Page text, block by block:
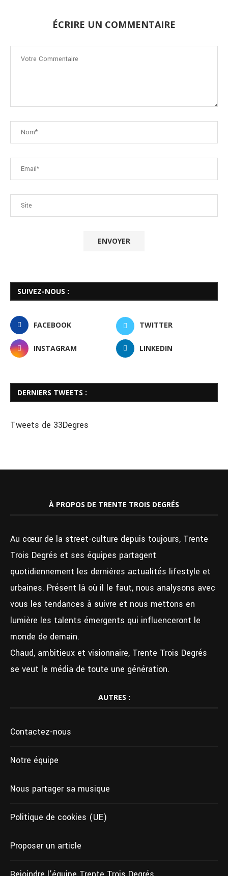
ÉCRIRE UN COMMENTAIRE
SUIVEZ-NOUS :
FACEBOOK TWITTER
INSTAGRAM LINKEDIN
DERNIERS TWEETS :
Tweets de 33Degres
À PROPOS DE TRENTE TROIS DEGRÉS
Au cœur de la street-culture depuis toujours, Trente
Trois Degrés et ses équipes partagent
quotidiennement les dernières actualités lifestyle et
urbaines. Présent là où il le faut, nous analysons avec
vous les tendances à suivre et nous mettons en
lumière les talents émergents qui influenceront le
monde de demain.
Chaud, ambitieux et visionnaire, Trente Trois Degrés
se veut le média de toute une génération.
AUTRES :
Contactez-nous
Notre équipe
Nous partager sa musique
Politique de cookies (UE)
Proposer un article